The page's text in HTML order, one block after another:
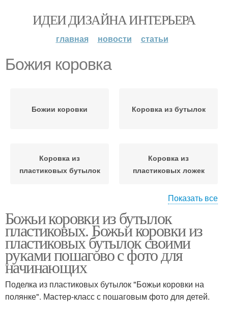
ИДЕИ ДИЗАЙНА ИНТЕРЬЕРА
главная новости статьи
Божия коровка
Божии коровки Коровка из бутылок
Коровка из
пластиковых бутылок
Коровка из
пластиковых ложек
пластиковой бутылки/
поделки
Показать все
Божьи коровки из бутылок
пластиковых. Божьи коровки из
пластиковых бутылок своими
руками пошагово с фото для
начинающих
Поделка из пластиковых бутылок "Божьи коровки на
полянке". Мастер-класс с пошаговым фото для детей.